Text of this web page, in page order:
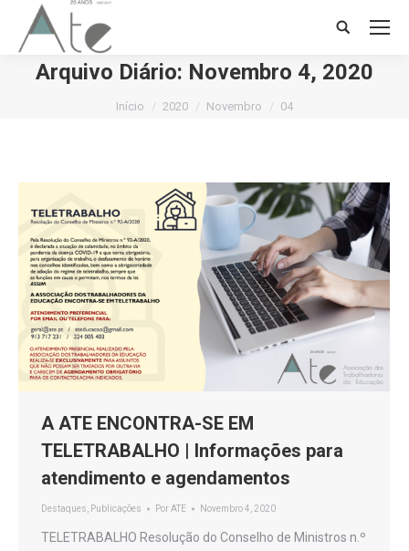
Search:
Arquivo Diário: Novembro 4, 2020
Você está aqui:
Início 2020 Novembro 04
A ATE ENCONTRA-SE EM
TELETRABALHO | Informações para
atendimento e agendamentos
Destaques Publicações PorATE Novembro 4, 2020
TELETRABALHO Resolução do Conselho de Ministros n.º